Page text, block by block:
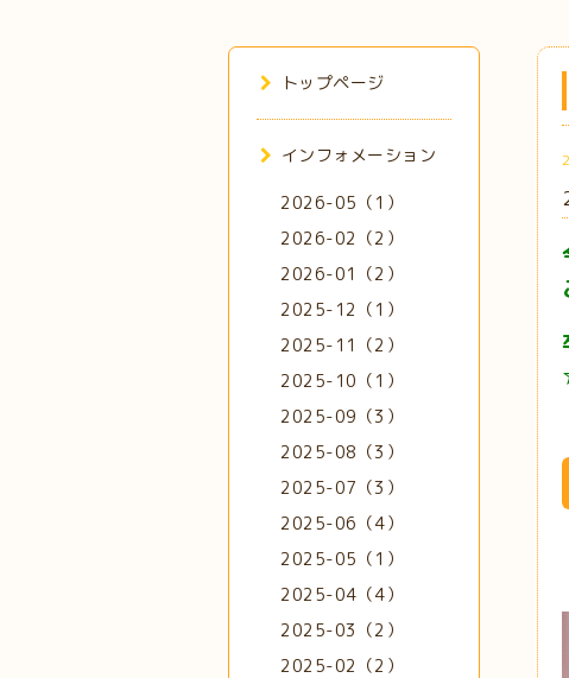
トップページ
インフォメーション
2026-05（1）
2026-02（2）
2026-01（2）
2025-12（1）
2025-11（2）
2025-10（1）
2025-09（3）
2025-08（3）
2025-07（3）
2025-06（4）
2025-05（1）
2025-04（4）
2025-03（2）
2025-02（2）